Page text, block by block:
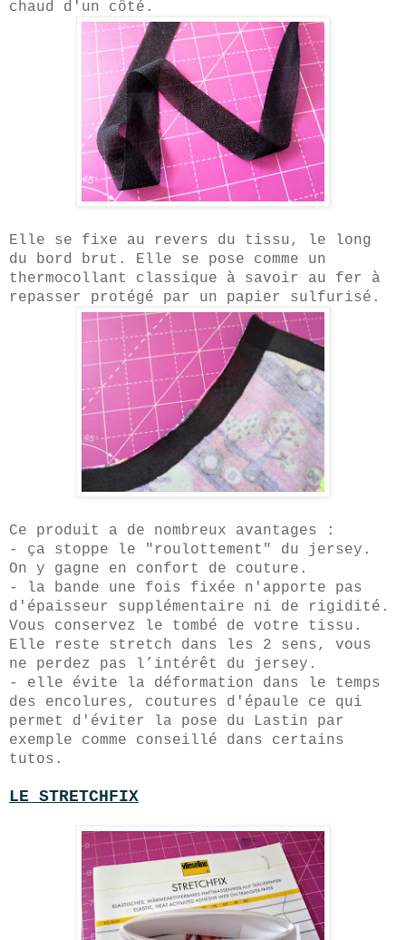
chaud d'un côté.
Elle se fixe au revers du tissu, le long
du bord brut. Elle se pose comme un
thermocollant classique à savoir au fer à
repasser protégé par un papier sulfurisé.
Ce produit a de nombreux avantages :
- ça stoppe le "roulottement" du jersey.
On y gagne en confort de couture.
- la bande une fois fixée n'apporte pas
d'épaisseur supplémentaire ni de rigidité.
Vous conservez le tombé de votre tissu.
Elle
reste stretch dans les 2 sens, vous
ne perdez pas l’intérêt du jersey.
- elle évite la déformation dans le temps
des encolures, coutures d'épaule ce qui
permet d'éviter la pose du Lastin par
exemple comme conseillé dans certains
tutos.
LE STRETCHFIX